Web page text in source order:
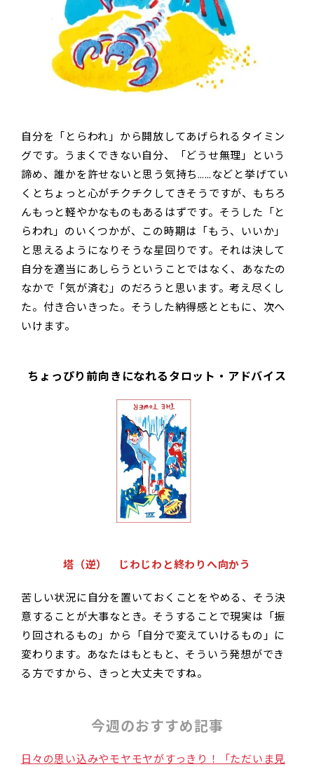
自分を「とらわれ」から開放してあげられるタイミン
グです。うまくできない自分、「どうせ無理」という
諦め、誰かを許せないと思う気持ち……などと挙げてい
くとちょっと心がチクチクしてきそうですが、もちろ
んもっと軽やかなものもあるはずです。そうした「と
らわれ」のいくつかが、この時期は「もう、いいか」
と思えるようになりそうな星回りです。それは決して
自分を適当にあしらうということではなく、あなたの
なかで「気が済む」のだろうと思います。考え尽くし
た。付き合いきった。そうした納得感とともに、次へ
いけます。
ちょっぴり前向きになれるタロット・アドバイス
塔（逆） じわじわと終わりへ向かう
苦しい状況に自分を置いておくことをやめる、そう決
意することが大事なとき。そうすることで現実は「振
り回されるもの」から「自分で変えていけるもの」に
変わります。あなたはもともと、そういう発想ができ
る方ですから、きっと大丈夫ですね。
今週のおすすめ記事
日々の思い込みやモヤモヤがすっきり！「ただいま見